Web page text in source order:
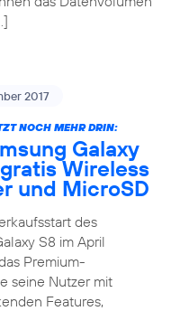
2017
NOCH MEHR DRIN:
Galaxy
Wireless
und MicroSD
des
S8 im April
Premium-
seine Nutzer mit
Features,